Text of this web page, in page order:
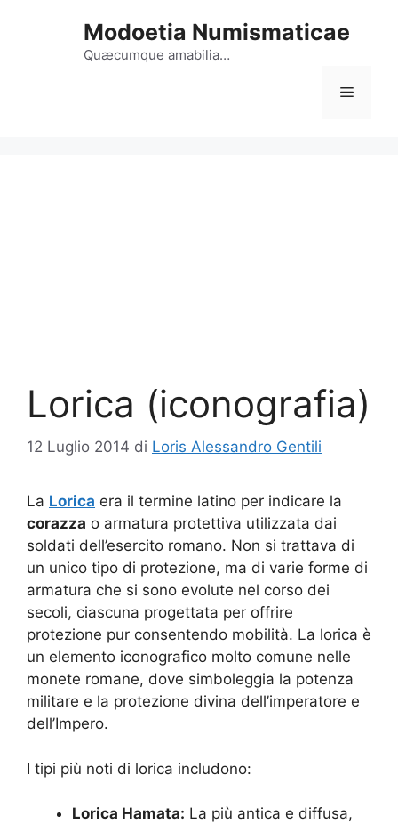
Modoetia Numismaticae
Quæcumque amabilia…
Menu
Lorica (iconografia)
12 Luglio 2014 di Loris Alessandro Gentili
La Lorica era il termine latino per indicare la
corazza o armatura protettiva utilizzata dai
soldati dell’esercito romano. Non si trattava di
un unico tipo di protezione, ma di varie forme di
armatura che si sono evolute nel corso dei
secoli, ciascuna progettata per offrire
protezione pur consentendo mobilità. La lorica è
un elemento iconografico molto comune nelle
monete romane, dove simboleggia la potenza
militare e la protezione divina dell’imperatore e
dell’Impero.
I tipi più noti di lorica includono:
Lorica Hamata: La più antica e diffusa,